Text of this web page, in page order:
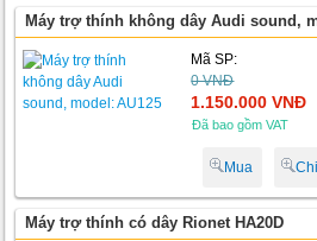
Máy trợ thính không dây Audi sound,
Mã SP:
0 VNĐ
1.150.000 VNĐ
Đã bao gồm VAT
Mua
Máy trợ thính có dây Rionet HA20D